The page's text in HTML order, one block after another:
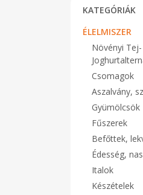
KATEGÓRIÁK
ÉLELMISZER
Növényi
Csomagok
Aszalvány,
Gyümölcsök
Fűszerek
Befőttek,
Édesség,
Italok
Készételek